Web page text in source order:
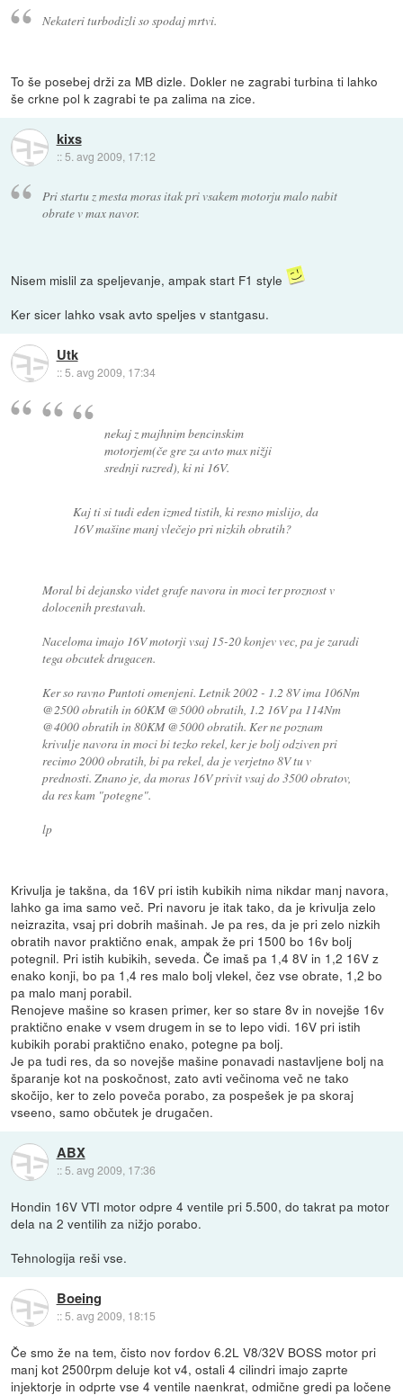
Nekateri turbodizli so spodaj mrtvi.
To še posebej drži za MB dizle. Dokler ne zagrabi turbina ti lahko
še crkne pol k zagrabi te pa zalima na zice.
kixs
:: 5. avg 2009, 17:12
Pri startu z mesta moras itak pri vsakem motorju malo nabit
obrate v max navor.
Nisem mislil za speljevanje, ampak start F1 style
Ker sicer lahko vsak avto speljes v stantgasu.
Utk
::5. avg 2009, 17:34
nekaj z majhnim bencinskim
motorjem(če gre za avto max nižji
srednji razred), ki ni 16V.
Kaj ti si tudi eden izmed tistih, ki resno mislijo, da
16V mašine manj vlečejo pri nizkih obratih?
Moral bi dejansko videt grafe navora in moci ter proznost v
dolocenih prestavah.
Naceloma imajo 16V motorji vsaj 15-20 konjev vec, pa je zaradi
tega obcutek drugacen.
Ker so ravno Puntoti omenjeni. Letnik 2002 - 1.2 8V ima 106Nm
@2500 obratih in 60KM @5000 obratih, 1.2 16V pa 114Nm
@4000 obratih in 80KM @5000 obratih. Ker ne poznam
krivulje navora in moci bi tezko rekel, ker je bolj odziven pri
recimo 2000 obratih, bi pa rekel, da je verjetno 8V tu v
prednosti. Znano je, da moras 16V privit vsaj do 3500 obratov,
da res kam "potegne".
lp
Krivulja je takšna, da 16V pri istih kubikih nima nikdar manj navora,
lahko ga ima samo več. Pri navoru je itak tako, da je krivulja zelo
neizrazita, vsaj pri dobrih mašinah. Je pa res, da je pri zelo nizkih
obratih navor praktično enak, ampak že pri 1500 bo 16v bolj
potegnil. Pri istih kubikih, seveda. Če imaš pa 1,4 8V in 1,2 16V z
enako konji, bo pa 1,4 res malo bolj vlekel, čez vse obrate, 1,2 bo
pa malo manj porabil.
Renojeve mašine so krasen primer, ker so stare 8v in novejše 16v
praktično enake v vsem drugem in se to lepo vidi. 16V pri istih
kubikih porabi praktično enako, potegne pa bolj.
Je pa tudi res, da so novejše mašine ponavadi nastavljene bolj na
šparanje kot na poskočnost, zato avti večinoma več ne tako
skočijo, ker to zelo poveča porabo, za pospešek je pa skoraj
vseeno, samo občutek je drugačen.
ABX
:: 5. avg 2009, 17:36
Hondin 16V VTI motor odpre 4 ventile pri 5.500, do takrat pa motor
dela na 2 ventilih za nižjo porabo.
Tehnologija reši vse.
Boeing
::5. avg 2009, 18:15
Če smo že na tem, čisto nov fordov 6.2L V8/32V BOSS motor pri
manj kot 2500rpm deluje kot v4, ostali 4 cilindri imajo zaprte
injektorje in odprte vse 4 ventile naenkrat, odmične gredi pa ločene